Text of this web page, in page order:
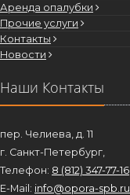
Аренда опалубки
Прочие услуги
Контакты
Новости
Наши Контакты
пер. Челиева, д. 11
г. Санкт-Петербург,
Телефон: 8 (812) 347-77-16
E-Mail: info@opora-spb.ru